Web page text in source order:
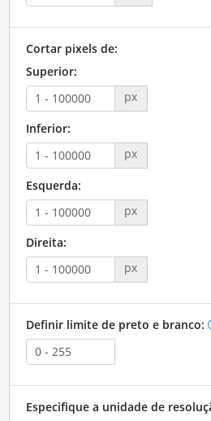
Cortar pixels de:
Superior:
px
Inferior:
px
Esquerda:
px
Direita:
px
Definir limite de preto e branco:
Especifique a unidade de